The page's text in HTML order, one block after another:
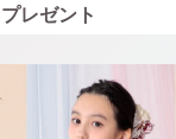
プレゼント